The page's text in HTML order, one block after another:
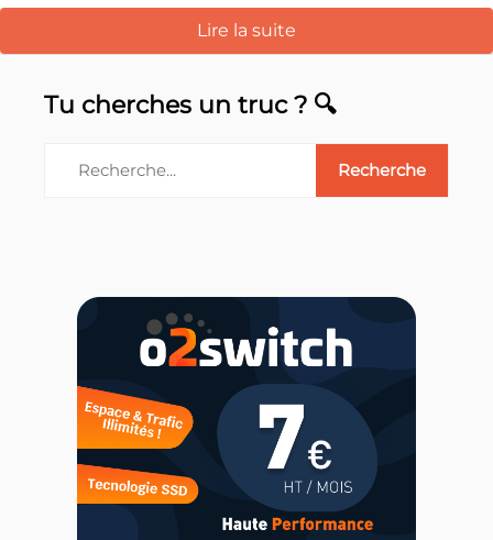
Lire la suite
Tu cherches un truc ? 🔍